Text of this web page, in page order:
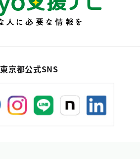
東京都公式SNS